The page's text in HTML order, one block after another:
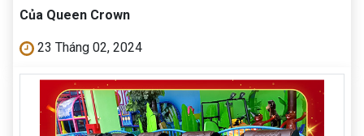
Của Queen Crown
23 Tháng 02, 2024